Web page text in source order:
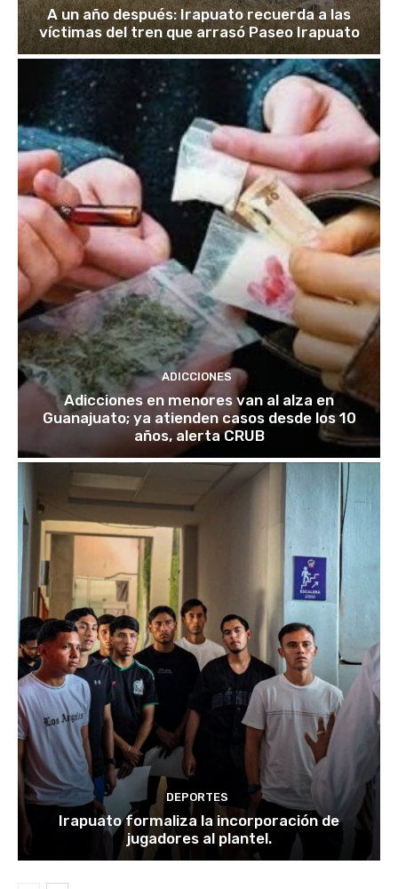
A un año después: Irapuato recuerda a las
víctimas del tren que arrasó Paseo Irapuato
ADICCIONES
Adicciones en menores van al alza en
Guanajuato; ya atienden casos desde los 10
años, alerta CRUB
DEPORTES
Irapuato formaliza la incorporación de
jugadores al plantel.